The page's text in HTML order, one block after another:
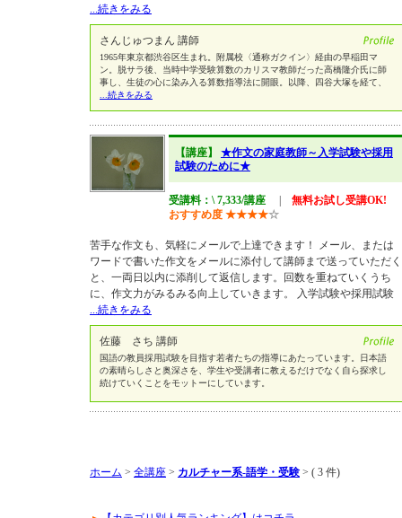
...続きをみる
さんじゅつまん 講師
1965年東京都渋谷区生まれ。附属校〈通称ガクイン〉経由の早稲田マ
ン。脱サラ後、当時中学受験算数のカリスマ教師だった高橋隆介氏に師
事し、生徒の心に染み入る算数指導法に開眼。以降、四谷大塚を経て、
...続きをみる
【講座】 ★作文の家庭教師～入学試験や採用
試験のために★
受講料：\ 7,333/講座
無料お試し受講OK!
おすすめ度 ★★★★☆
苦手な作文も、気軽にメールで上達できます！ メール、または
ワードで書いた作文をメールに添付して講師まで送っていただく
と、一両日以内に添削して返信します。回数を重ねていくうち
に、作文力がみるみる向上していきます。 入学試験や採用試験
...続きをみる
佐藤 さち 講師
国語の教員採用試験を目指す若者たちの指導にあたっています。日本語
の素晴らしさと奥深さを、学生や受講者に教えるだけでなく自ら探求し
続けていくことをモットーにしています。
ホーム > 全講座 > カルチャー系-語学・受験 > ( 3 件)